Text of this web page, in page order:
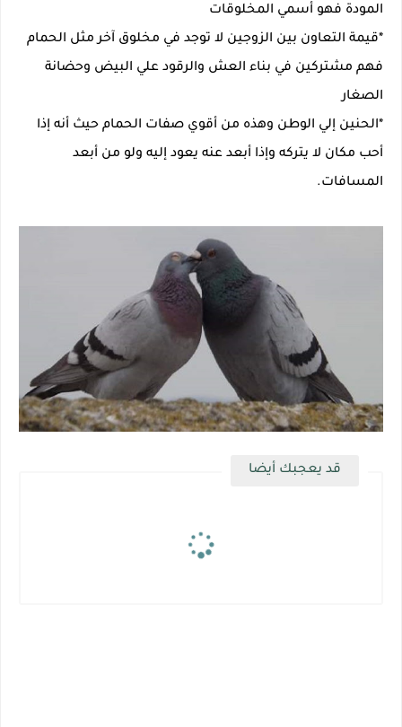
المودة فهو أسمي المخلوقات
*قيمة التعاون بين الزوجين لا توجد في مخلوق آخر مثل الحمام
فهم مشتركين في بناء العش والرقود علي البيض وحضانة
الصغار
*الحنين إلي الوطن وهذه من أقوي صفات الحمام حيث أنه إذا
أحب مكان لا يتركه وإذا أبعد عنه يعود إليه ولو من أبعد
المسافات.
قد يعجبك أيضا